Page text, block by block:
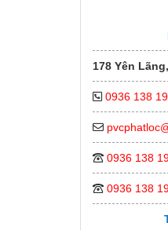
178 Yên
0936 138
0936 138
0936 138